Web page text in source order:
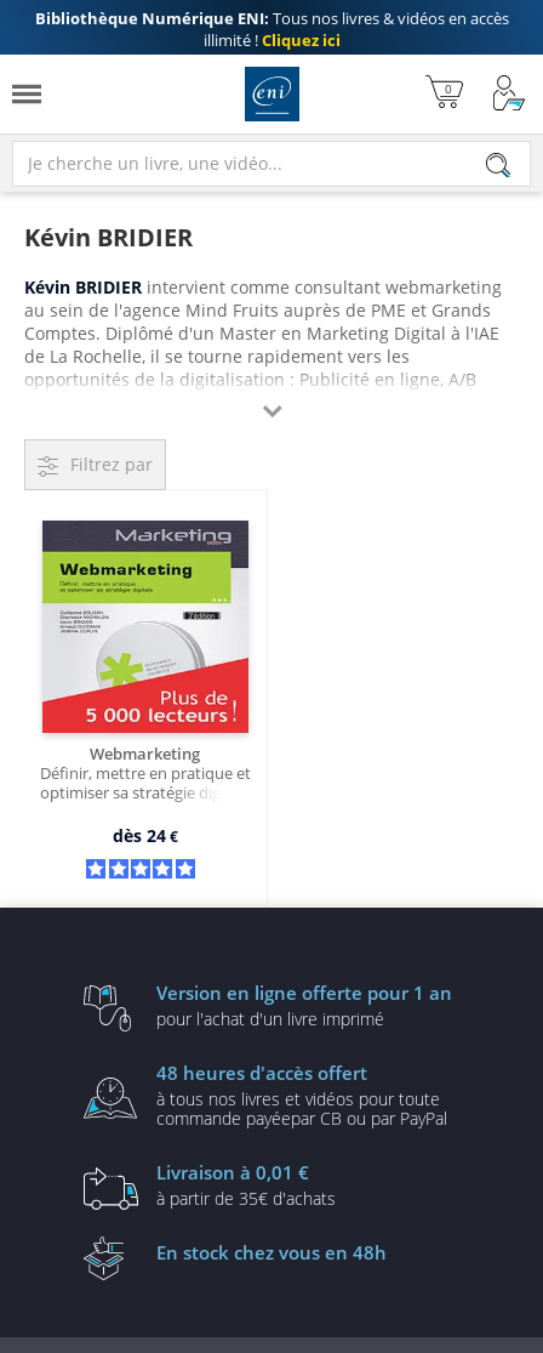
Bibliothèque Numérique ENI: Tous nos livres & vidéos en accès
illimité !Cliquez ici
Kévin BRIDIER
Kévin BRIDIER intervient comme consultant webmarketing
au sein de l'agence Mind Fruits auprès de PME et Grands
Comptes. Diplômé d'un Master en Marketing Digital à l'IAE
de La Rochelle, il se tourne rapidement vers les
opportunités de la digitalisation : Publicité en ligne, A/B
Testing, User Experience, Web Analytics. Passionné par son
métier et Google Partner, il enseigne également le marketing
digital à l'IAE d'Aix-en-Provence pour former les étudiants à
la publicité de demain.

Filtrez par
Webmarketing
Définir, mettre en pratique et
optimiser sa stratégie digitale
dès 24€
Version en ligne offerte pour 1 an
pour l'achat d'un livre imprimé
48 heures d'accès offert
à tous nos livres et vidéos pour toute
commande payéepar CB ou par PayPal
Livraison à 0,01 €
à partir de 35€ d'achats
En stock chez vous en 48h